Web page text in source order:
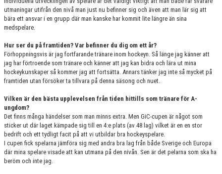
utmaningar utifrån den nivå man just nu befinner sig och även att man lär sig att
bära ett ansvar i en grupp där man kanske har kommit lite längre än sina
medspelare.
Hur ser du på framtiden? Var befinner du dig om ett år?
Förhoppningsvis är jag fortfarande tränare inom hockeyn. Så länge jag känner att
jag har förtroende som tränare och känner att jag kan bidra och lära ut mina
hockeykunskaper så kommer jag att fortsätta. Annars tänker jag inte så mycket på
framtiden utan försöker ta tillvara på denna säsong och nuet.
Vilken är den bästa upplevelsen från tiden hittills som tränare för A-
ungdom?
Det finns många händelser som man minns extra. Men GiC-cupen är något som
sticker ut där laget kämpade sig till en 4:e plats (av 48 lag) vilket är en en stor
bedrift och ett tydligt facit på att vi utbildar bra hockeyspelare.
I cupen fick spelarna jämföra sig med andra bra lag från både Sverige och Europa
där mina spelare visade att kan utmana på den nivån. Sen är det pelarna som ska ha
beröm och inte jag.